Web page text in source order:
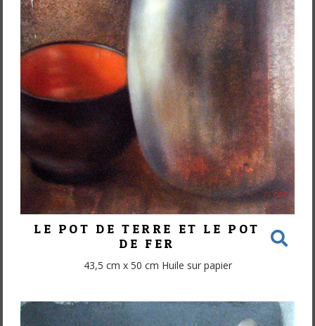
LE POT DE TERRE ET LE POT
DE FER
43,5 cm x 50 cm Huile sur papier